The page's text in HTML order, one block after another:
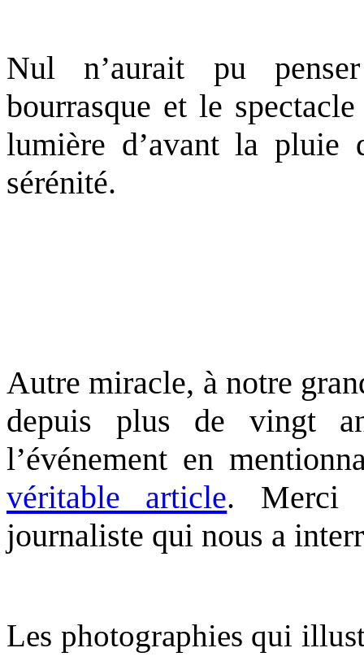
Nul n’aurait pu
bourrasque et le
lumière d’avant la pluie
sérénité.
Autre miracle, à notre
depuis plus de vingt
l’événement en
véritable article. Merci
journaliste qui nous a
Les photographies qui